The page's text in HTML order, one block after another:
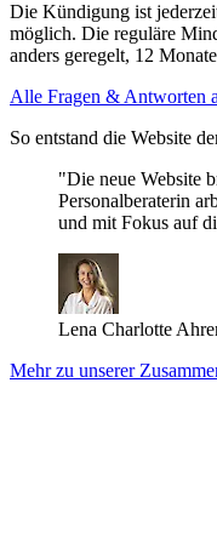
Die Kündigung ist
möglich. Die reguläre
anders geregelt, 12
Alle Fragen & Antworten
So entstand die Website
"Die neue Website
Personalberaterin
und mit Fokus auf
Lena Charlotte
Mehr zu unserer